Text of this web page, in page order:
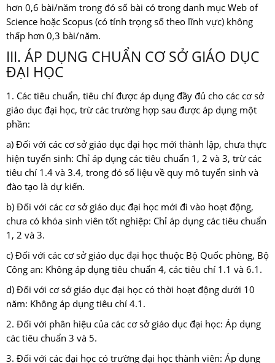
hơn 0,6 bài/năm trong đó số bài có trong danh mục Web of
Science hoặc Scopus (có tính trọng số theo lĩnh vực) không
thấp hơn 0,3 bài/năm.
III. ÁP DỤNG CHUẨN CƠ SỞ GIÁO DỤC
ĐẠI HỌC
1. Các tiêu chuẩn, tiêu chí được áp dụng đầy đủ cho các cơ sở
giáo dục đại học, trừ các trường hợp sau được áp dụng một
phần:
a) Đối với các cơ sở giáo dục đại học mới thành lập, chưa thực
hiện tuyển sinh: Chỉ áp dụng các tiêu chuẩn 1, 2 và 3, trừ các
tiêu chí 1.4 và 3.4, trong đó số liệu về quy mô tuyển sinh và
đào tạo là dự kiến.
b) Đối với các cơ sở giáo dục đại học mới đi vào hoạt động,
chưa có khóa sinh viên tốt nghiệp: Chỉ áp dụng các tiêu chuẩn
1, 2 và 3.
c) Đối với các cơ sở giáo dục đại học thuộc Bộ Quốc phòng, Bộ
Công an: Không áp dụng tiêu chuẩn 4, các tiêu chí 1.1 và 6.1.
d) Đối với cơ sở giáo dục đại học có thời hoạt động dưới 10
năm: Không áp dụng tiêu chí 4.1.
2. Đối với phân hiệu của các cơ sở giáo dục đại học: Áp dụng
các tiêu chuẩn 3 và 5.
3. Đối với các đại học có trường đại học thành viên: Áp dụng